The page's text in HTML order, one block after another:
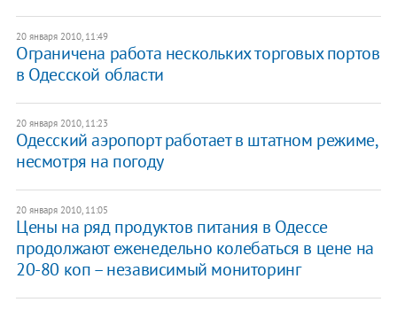
20 января 2010, 11:49
Ограничена работа нескольких торговых портов
в Одесской области
20 января 2010, 11:23
Одесский аэропорт работает в штатном режиме,
несмотря на погоду
20 января 2010, 11:05
Цены на ряд продуктов питания в Одессе
продолжают еженедельно колебаться в цене на
20-80 коп – независимый мониторинг